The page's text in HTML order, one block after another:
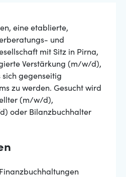
eine etablierte,
und
mit Sitz in Pirna,
Verstärkung (m/w/d),
sich gegenseitig
zu werden. Gesucht wird
(m/w/d),
oder Bilanzbuchhalter